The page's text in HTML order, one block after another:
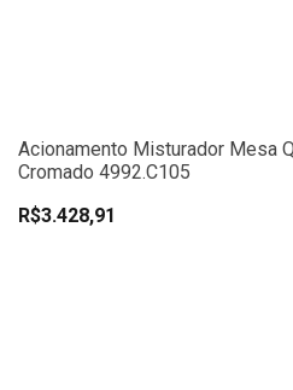
Acionamento Misturador Mesa
Cromado 4992.C105
R$3.428,91